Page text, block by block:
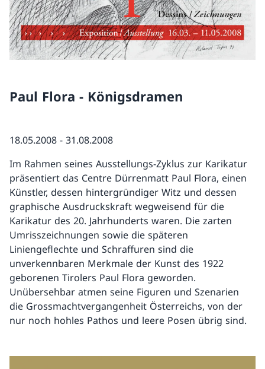
Paul Flora - Königsdramen
18.05.2008 - 31.08.2008
Im Rahmen seines Ausstellungs-Zyklus zur Karikatur
präsentiert das Centre Dürrenmatt Paul Flora, einen
Künstler, dessen hintergründiger Witz und dessen
graphische Ausdruckskraft wegweisend für die
Karikatur des 20. Jahrhunderts waren. Die zarten
Umrisszeichnungen sowie die späteren
Liniengeflechte und Schraffuren sind die
unverkennbaren Merkmale der Kunst des 1922
geborenen Tirolers Paul Flora geworden.
Unübersehbar atmen seine Figuren und Szenarien
die Grossmachtvergangenheit Österreichs, von der
nur noch hohles Pathos und leere Posen übrig sind.